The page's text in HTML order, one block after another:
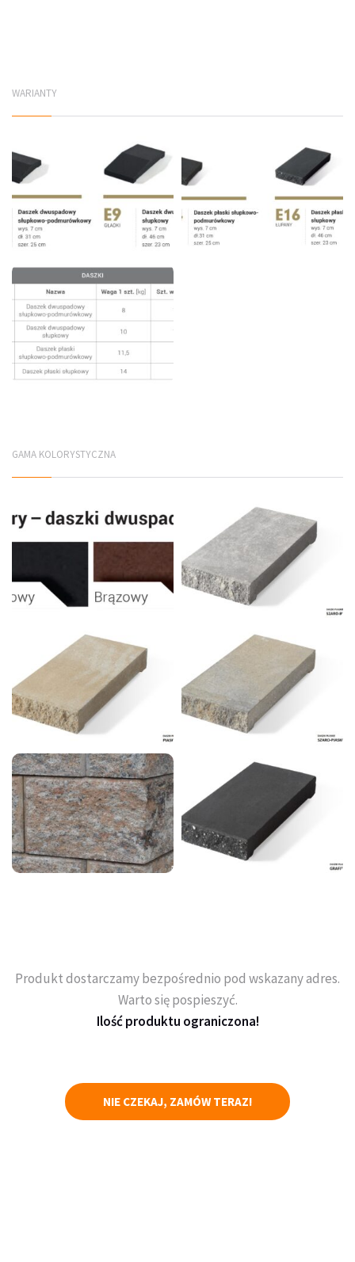
WARIANTY
GAMA KOLORYSTYCZNA
Produkt dostarczamy bezpośrednio pod wskazany adres.
Warto się pospieszyć.
Ilość produktu ograniczona!
NIE CZEKAJ, ZAMÓW TERAZ!